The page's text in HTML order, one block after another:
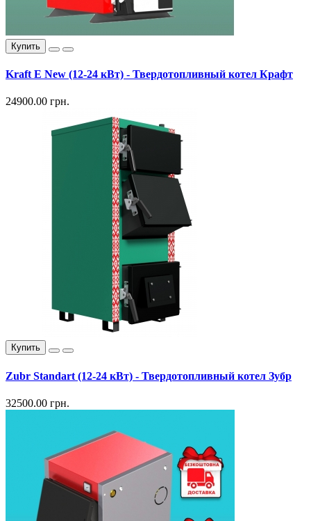
Купить
Kraft E New (12-24 кВт) - Твердотопливный котел Крафт
24900.00 грн.
Купить
Zubr Standart (12-24 кВт) - Твердотопливный котел Зубр
32500.00 грн.